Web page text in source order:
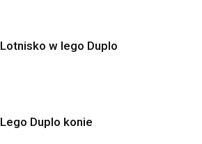
Lotnisko w lego Duplo
Lego Duplo konie